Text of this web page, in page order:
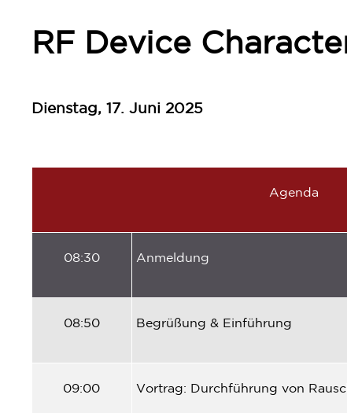
RF Device
Dienstag, 17. Juni 2025
Agenda
08:30 Anmeldung
08:50 Begrüßung & Einführung
09:00 Vortrag: Durchführung von